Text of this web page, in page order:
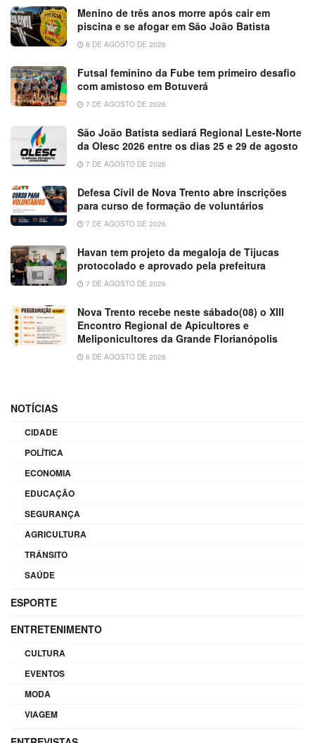
Menino de três anos morre após cair em
piscina e se afogar em São João Batista
8 DE AGOSTO DE 2026
Futsal feminino da Fube tem primeiro desafio
com amistoso em Botuverá
7 DE AGOSTO DE 2026
São João Batista sediará Regional Leste-Norte
da Olesc 2026 entre os dias 25 e 29 de agosto
7 DE AGOSTO DE 2026
Defesa Civil de Nova Trento abre inscrições
para curso de formação de voluntários
7 DE AGOSTO DE 2026
Havan tem projeto da megaloja de Tijucas
protocolado e aprovado pela prefeitura
7 DE AGOSTO DE 2026
Nova Trento recebe neste sábado(08) o XIII
Encontro Regional de Apicultores e
Meliponicultores da Grande Florianópolis
6 DE AGOSTO DE 2026
NOTÍCIAS
CIDADE
POLÍTICA
ECONOMIA
EDUCAÇÃO
SEGURANÇA
AGRICULTURA
TRÂNSITO
SAÚDE
ESPORTE
ENTRETENIMENTO
CULTURA
EVENTOS
MODA
VIAGEM